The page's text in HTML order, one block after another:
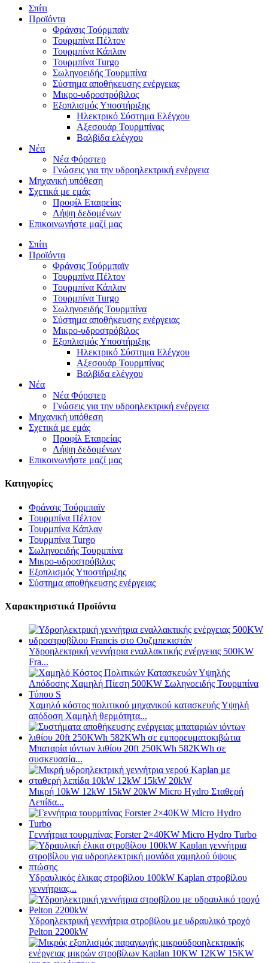
Σπίτι
Προϊόντα
Φράνσις Τούρμπαϊν
Τουρμπίνα Πέλτον
Τουρμπίνα Κάπλαν
Τουρμπίνα Turgo
Σωληνοειδής Τουρμπίνα
Σύστημα αποθήκευσης ενέργειας
Μικρο-υδροστρόβιλος
Εξοπλισμός Υποστήριξης
Ηλεκτρικό Σύστημα Ελέγχου
Αξεσουάρ Τουρμπίνας
Βαλβίδα ελέγχου
Νέα
Νέα Φόρστερ
Γνώσεις για την υδροηλεκτρική ενέργεια
Μηχανική υπόθεση
Σχετικά με εμάς
Προφίλ Εταιρείας
Λήψη δεδομένων
Επικοινωνήστε μαζί μας
Σπίτι
Προϊόντα
Φράνσις Τούρμπαϊν
Τουρμπίνα Πέλτον
Τουρμπίνα Κάπλαν
Τουρμπίνα Turgo
Σωληνοειδής Τουρμπίνα
Σύστημα αποθήκευσης ενέργειας
Μικρο-υδροστρόβιλος
Εξοπλισμός Υποστήριξης
Ηλεκτρικό Σύστημα Ελέγχου
Αξεσουάρ Τουρμπίνας
Βαλβίδα ελέγχου
Νέα
Νέα Φόρστερ
Γνώσεις για την υδροηλεκτρική ενέργεια
Μηχανική υπόθεση
Σχετικά με εμάς
Προφίλ Εταιρείας
Λήψη δεδομένων
Επικοινωνήστε μαζί μας
Κατηγορίες
Φράνσις Τούρμπαϊν
Τουρμπίνα Πέλτον
Τουρμπίνα Κάπλαν
Τουρμπίνα Turgo
Σωληνοειδής Τουρμπίνα
Μικρο-υδροστρόβιλος
Εξοπλισμός Υποστήριξης
Σύστημα αποθήκευσης ενέργειας
Χαρακτηριστικά Προϊόντα
Υδροηλεκτρική γεννήτρια εναλλακτικής ενέργειας 500KW
Fra...
Χαμηλό κόστος πολιτικού μηχανικού κατασκευής Υψηλή
απόδοση Χαμηλή θερμότητα...
Μπαταρία ιόντων λιθίου 20ft 250KWh 582KWh σε
συσκευασία...
Μικρή 10kW 12kW 15kW 20kW Micro Hydro Σταθερή
Λεπίδα...
Γεννήτρια τουρμπίνας Forster 2×40KW Micro Hydro Turbo
Υδραυλικός έλικας στροβίλου 100kW Kaplan στροβίλου
γεννήτριας...
Υδροηλεκτρική γεννήτρια στροβίλου με υδραυλικό τροχό
Pelton 2200kW